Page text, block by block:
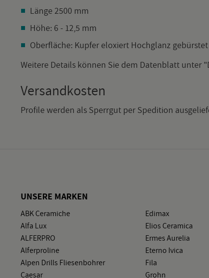
Länge 2500 mm
Höhe: 6 - 12,5 mm
Ober­flä­che: Kup­fer elo­xiert Hoch­glanz ge­bürs­tet
Wei­te­re De­tails kön­nen Sie dem Da­ten­blatt unter
Ver­sand­kos­ten
Pro­fi­le wer­den als Sperr­gut per Spe­di­ti­on
UN­SE­RE MAR­KEN
ABK Ce­ra­mi­che
Alfa Lux
AL­FER­PRO
Al­fer­pro­li­ne
Alpen Drills Flie­sen­boh­rer
Cae­sar
Edi­max
Elios Ce­ra­mi­ca
Ermes Au­re­lia
Eter­no Ivica
Fila
Grohn